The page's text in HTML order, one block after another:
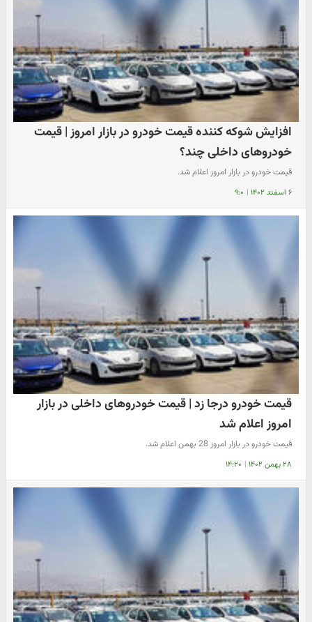
افزایش شوکه کننده قیمت خودرو در بازار امروز | قیمت
خودروهای داخلی چند؟
قیمت خودرو در بازار امروز اعلام شد.
۶ اسفند ۱۴۰۲ | ۹:۰
قیمت خودرو درجا زد | قیمت خودروهای داخلی در بازار
امروز اعلام شد
قیمت خودرو در بازار امروز 28 بهمن اعلام شد.
۲۸ بهمن ۱۴۰۲ | ۱۴:۲۰